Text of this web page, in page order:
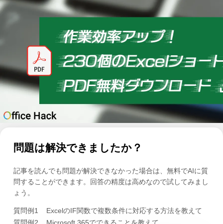
問題は解決できましたか？
記事を読んでも問題が解決できなかった場合は、無料でAIに質
問することができます。回答の精度は高めなので試してみまし
ょう。
質問例1
ExcelのIF関数で複数条件に対応する方法を教えて
質問例2
Microsoft 365でできることを教えて